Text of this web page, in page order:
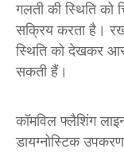
गलती की स्थिति को
सक्रिय करता है।
स्थिति को देखकर
सकती हैं।
कॉमविल फ्लैशिंग
डायग्नोस्टिक